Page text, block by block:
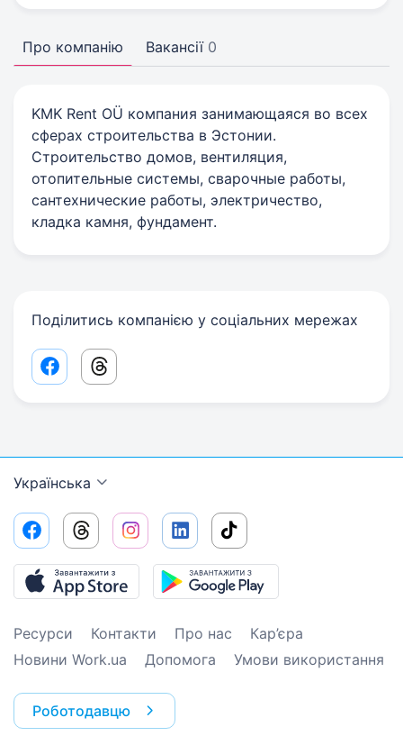
Про компанію Вакансії 0
KMK Rent OÜ компания занимающаяся во всех
сферах строительства в Эстонии.
Строительство домов, вентиляция,
отопительные системы, сварочные работы,
сантехнические работы, электричество,
кладка камня, фундамент.
Поділитись компанією у соціальних мережах
Facebook share link
Threads share link
Українська
Ресурси Контакти Про нас
Кар’єра
Новини Work.ua
Допомога Умови використання
Роботодавцю